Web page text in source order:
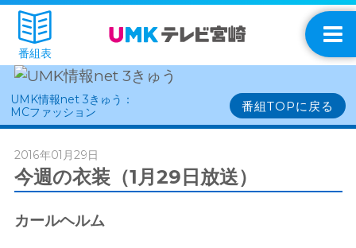
番組表
UMK情報net 3きゅう：
MCファッション
番組TOPに戻る
2016年01月29日
今週の衣装（1月29日放送）
カールヘルム